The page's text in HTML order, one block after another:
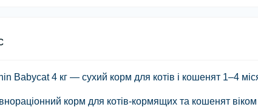
Babycat 4 кг — сухий корм для котів і кошенят 1–4
корм для котів-кормящих та кошенят віком